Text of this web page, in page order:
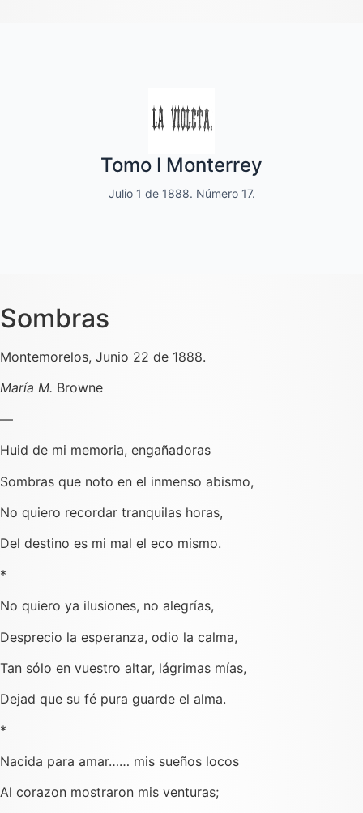
Tomo I Monterrey
Julio 1 de 1888. Número 17.
y de variedades
Dedicado a las familias.
Sombras
Montemorelos, Junio 22 de 1888.
María M. Browne
―
Huid de mi memoria, engañadoras
Sombras que noto en el inmenso abismo,
No quiero recordar tranquilas horas,
Del destino es mi mal el eco mismo.
*
No quiero ya ilusiones, no alegrías,
Desprecio la esperanza, odio la calma,
Tan sólo en vuestro altar, lágrimas mías,
Dejad que su fé pura guarde el alma.
*
Nacida para amar…… mis sueños locos
Al corazon mostraron mis venturas;